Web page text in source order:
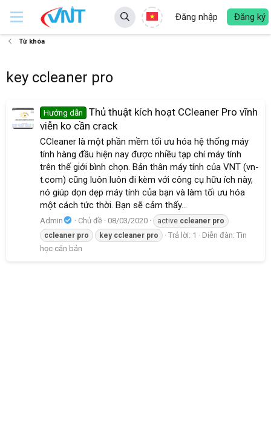
Đăng nhập Đăng ký
Từ khóa
key ccleaner pro
Hướng dẫn
Thủ thuật kích hoạt CCleaner Pro vĩnh
viễn ko cần crack
CCleaner là một phần mềm tối ưu hóa hệ thống máy
tính hàng đầu hiện nay được nhiều tạp chí máy tính
trên thế giới bình chọn. Bản thân máy tính của VNT (vn-
t.com) cũng luôn luôn đi kèm với công cụ hữu ích này,
nó giúp dọn dẹp máy tính của bạn và làm tối ưu hóa
một cách tức thời. Bạn sẽ cảm thấy...
Admin Chủ đề 08/03/2020 active ccleaner pro
ccleaner pro key ccleaner pro Trả lời: 1 Diễn đàn: Tin
học căn bản